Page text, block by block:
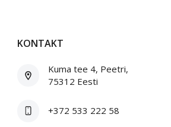
KONTAKT
Kuma tee 4, Peetri,
75312 Eesti
+372 533 222 58